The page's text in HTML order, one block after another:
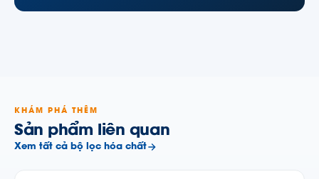
KHÁM PHÁ THÊM
Sản phẩm liên quan
Xem tất cả bộ lọc hóa chất